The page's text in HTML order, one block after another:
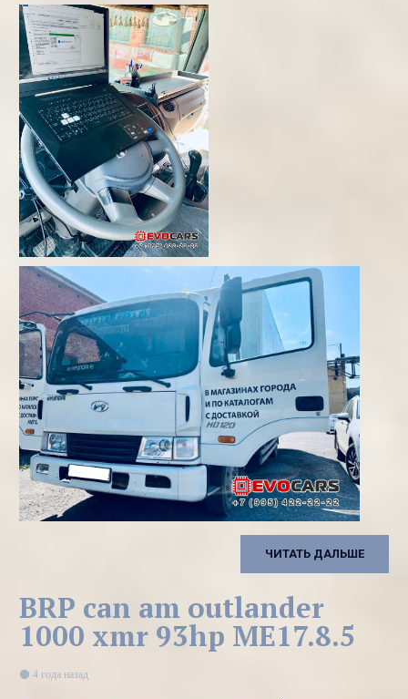
ЧИТАТЬ ДАЛЬШЕ
BRP can am outlander
1000 xmr 93hp ME17.8.5
4 года назад